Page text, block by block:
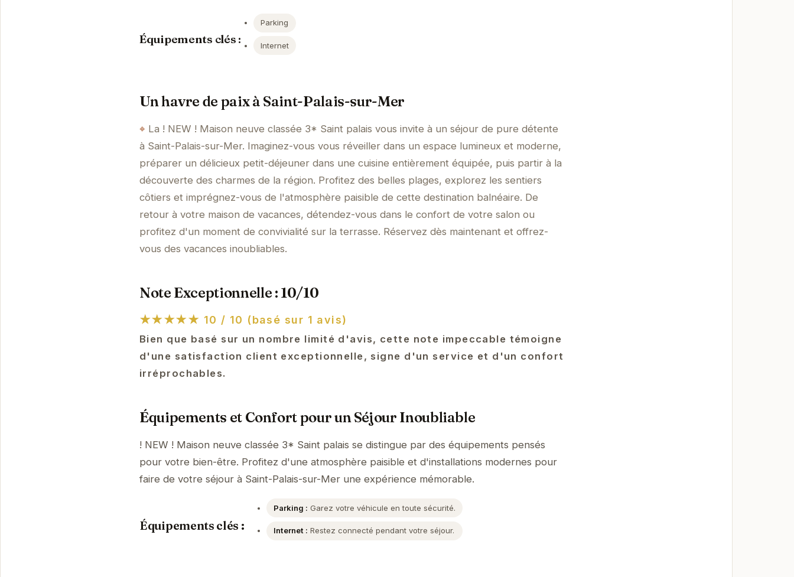
Équipements clés :
Parking
Internet
Un havre de paix à Saint-Palais-sur-Mer
La ! NEW ! Maison neuve classée 3* Saint palais vous invite à un séjour de pure détente
à Saint-Palais-sur-Mer. Imaginez-vous vous réveiller dans un espace lumineux et moderne,
préparer un délicieux petit-déjeuner dans une cuisine entièrement équipée, puis partir à la
découverte des charmes de la région. Profitez des belles plages, explorez les sentiers
côtiers et imprégnez-vous de l'atmosphère paisible de cette destination balnéaire. De
retour à votre maison de vacances, détendez-vous dans le confort de votre salon ou
profitez d'un moment de convivialité sur la terrasse. Réservez dès maintenant et offrez-
vous des vacances inoubliables.
Note Exceptionnelle : 10/10
★★★★★ 10 / 10 (basé sur 1 avis)
Bien que basé sur un nombre limité d'avis, cette note impeccable témoigne
d'une satisfaction client exceptionnelle, signe d'un service et d'un confort
irréprochables.
Équipements et Confort pour un Séjour Inoubliable
! NEW ! Maison neuve classée 3* Saint palais se distingue par des équipements pensés
pour votre bien-être. Profitez d'une atmosphère paisible et d'installations modernes pour
faire de votre séjour à Saint-Palais-sur-Mer une expérience mémorable.
Équipements clés :
Parking : Garez votre véhicule en toute sécurité.
Internet : Restez connecté pendant votre séjour.